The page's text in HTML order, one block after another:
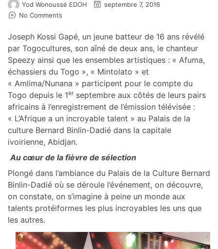
Yod Wonoussé EDOH
septembre 7, 2016
No Comments
Joseph Kossi Gapé, un jeune batteur de 16 ans révélé
par Togocultures, son aîné de deux ans, le chanteur
Speezy ainsi que les ensembles artistiques : « Afuma,
échassiers du Togo », « Mintolato » et
« Amlima/Nunana » participent pour le compte du
Togo depuis le 1er septembre aux côtés de leurs pairs
africains à l’enregistrement de l’émission télévisée :
« L’Afrique a un incroyable talent » au Palais de la
culture Bernard Binlin-Dadié dans la capitale
ivoirienne, Abidjan.
Au cœur de la fièvre de sélection
Plongé dans l’ambiance du Palais de la Culture Bernard
Binlin-Dadié où se déroule l’événement, on découvre,
on constate, on s’imagine à peine un monde aux
talents protéiformes les plus incroyables les uns que
les autres.